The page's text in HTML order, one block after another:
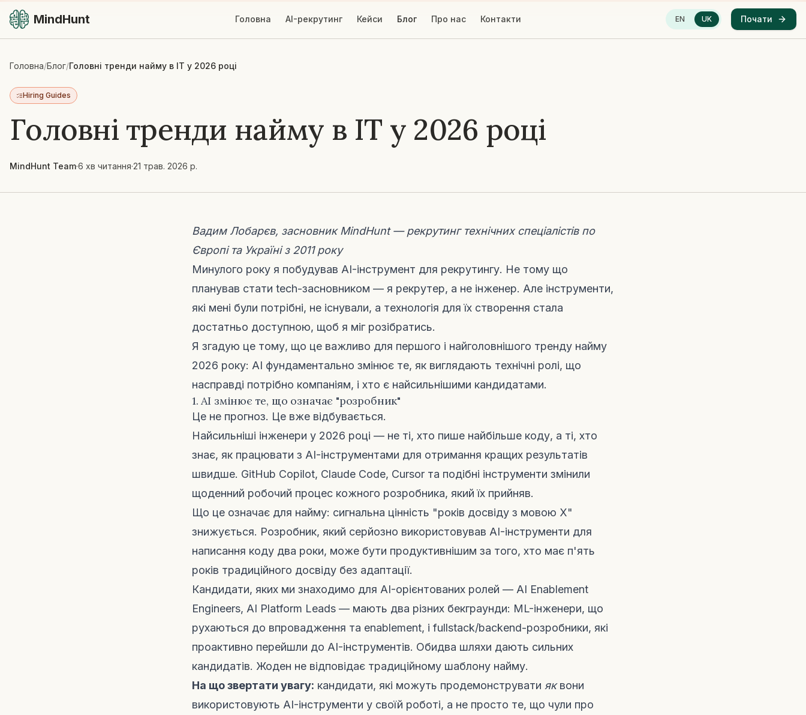
MindHunt Головна AI-рекрутинг Кейси Блог Про нас Контакти EN UK Почати
Головна/Блог/Головні тренди найму в ІТ у 2026 році
Hiring Guides
Головні тренди найму в ІТ у 2026 році
MindHunt Team·6 хв читання·21 трав. 2026 р.
Вадим Лобарєв, засновник MindHunt — рекрутинг технічних спеціалістів по
Європі та Україні з 2011 року
Минулого року я побудував AI-інструмент для рекрутингу. Не тому що
планував стати tech-засновником — я рекрутер, а не інженер. Але інструменти,
які мені були потрібні, не існували, а технологія для їх створення стала
достатньо доступною, щоб я міг розібратись.
Я згадую це тому, що це важливо для першого і найголовнішого тренду найму
2026 року: AI фундаментально змінює те, як виглядають технічні ролі, що
насправді потрібно компаніям, і хто є найсильнішими кандидатами.
1. AI змінює те, що означає "розробник"
Це не прогноз. Це вже відбувається.
Найсильніші інженери у 2026 році — не ті, хто пише найбільше коду, а ті, хто
знає, як працювати з AI-інструментами для отримання кращих результатів
швидше. GitHub Copilot, Claude Code, Cursor та подібні інструменти змінили
щоденний робочий процес кожного розробника, який їх прийняв.
Що це означає для найму: сигнальна цінність "років досвіду з мовою X"
знижується. Розробник, який серйозно використовував AI-інструменти для
написання коду два роки, може бути продуктивнішим за того, хто має п'ять
років традиційного досвіду без адаптації.
Кандидати, яких ми знаходимо для AI-орієнтованих ролей — AI Enablement
Engineers, AI Platform Leads — мають два різних бекграунди: ML-інженери, що
рухаються до впровадження та enablement, і fullstack/backend-розробники, які
проактивно перейшли до AI-інструментів. Обидва шляхи дають сильних
кандидатів. Жоден не відповідає традиційному шаблону найму.
На що звертати увагу: кандидати, які можуть продемонструвати яквони
використовують AI-інструменти у своїй роботі, а не просто те, що чули про